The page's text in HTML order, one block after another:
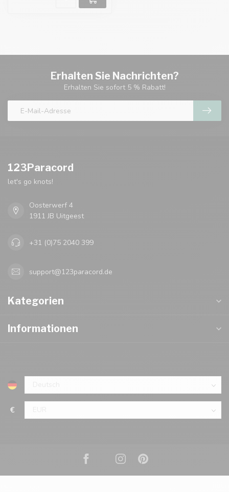
Erhalten Sie Nachrichten?
Erhalten Sie sofort 5 % Rabatt!
123Paracord
let's go knots!
Oosterwerf 4
1911 JB Uitgeest
+31 (0)75 2040 399
support@123paracord.de
Kategorien
Informationen
€